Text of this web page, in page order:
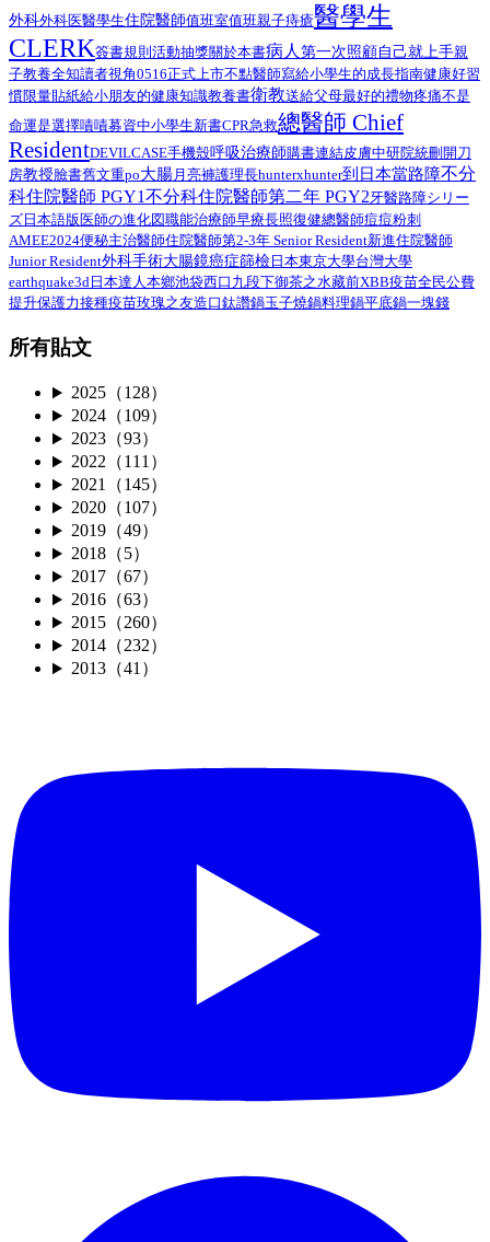
外科外科医醫學生住院醫師值班室值班親子痔瘡醫學生
CLERK簽書規則 活動抽獎關於本書病人 第一次照顧自己就上手親
子教養全知讀者視角0516正式上市不點醫師寫給小學生的成長指南健康好習
慣限量貼紙給小朋友的健康知識教養書衛教送給父母最好的禮物疼痛不是
命運是選擇嘖嘖募資中小學生新書CPR急救總醫師 Chief
ResidentDEVILCASE手機殼呼吸治療師購書連結皮膚中研院統刪 開刀
房教授臉書舊文重po大腸 月亮褲護理長hunterxhunter到日本當路障不分
科住院醫師 PGY1不分科住院醫師第二年 PGY2牙醫路障シリー
ズ日本語版医師の進化図職能治療師早療長照復健總醫師痘痘粉刺
AMEE2024便秘主治醫師住院醫師第2-3年 Senior Resident新進住院醫師
Junior Resident外科手術大腸鏡癌症篩檢 日本東京大學台灣大學
earthquake3d 日本達人本鄉池袋西口 九段下御茶之水藏前XBB疫苗全民公費
提升保護力接種疫苗玫瑰之友造口鈦讚鍋玉子燒鍋料理鍋平底鍋一塊錢
所有貼文
2025（128）
2024（109）
2023（93）
2022（111）
2021（145）
2020（107）
2019（49）
2018（5）
2017（67）
2016（63）
2015（260）
2014（232）
2013（41）